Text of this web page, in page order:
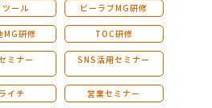
ツール ビーラブMG研修
MG研修 TOC研修
ミナー SNS活用セミナー
イチ 営業セミナー